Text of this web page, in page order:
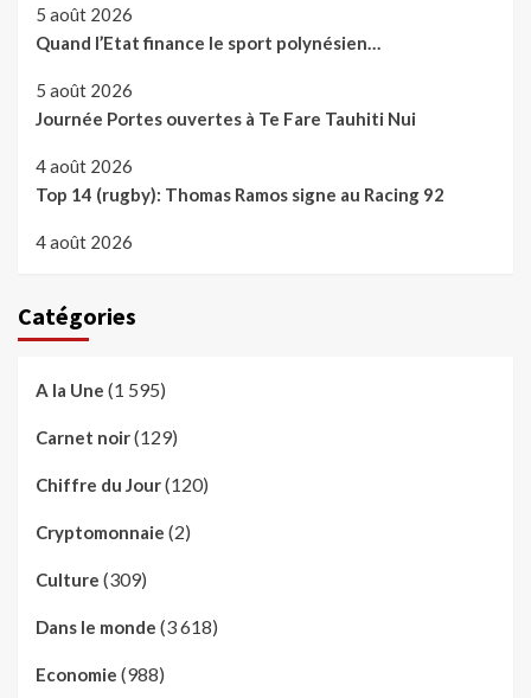
5 août 2026
Quand l’Etat finance le sport polynésien…
5 août 2026
Journée Portes ouvertes à Te Fare Tauhiti Nui
4 août 2026
Top 14 (rugby): Thomas Ramos signe au Racing 92
4 août 2026
Catégories
A la Une (1 595)
Carnet noir(129)
Chiffre du Jour(120)
Cryptomonnaie (2)
Culture (309)
Dans le monde (3 618)
Economie (988)